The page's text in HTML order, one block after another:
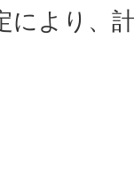
により、